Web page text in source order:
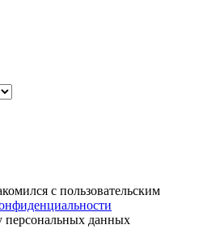
с пользовательским
персональных данных